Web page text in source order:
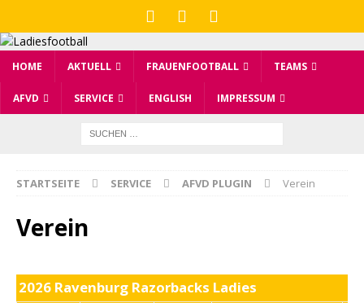
HOME AKTUELL FRAUENFOOTBALL TEAMS
AFVD SERVICE ENGLISH IMPRESSUM
STARTSEITE SERVICE AFVD PLUGIN Verein
Verein
2026 Ravenburg Razorbacks Ladies